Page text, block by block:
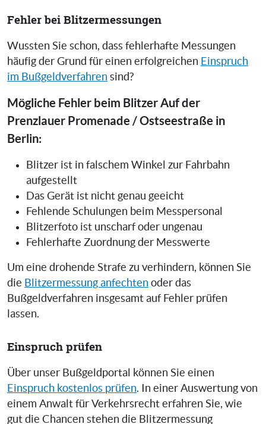
Fehler bei Blitzermessungen
Wussten Sie schon, dass fehlerhafte Messungen
häufig der Grund für einen erfolgreichen Einspruch
im Bußgeldverfahren sind?
Mögliche Fehler beim Blitzer Auf der
Prenzlauer Promenade / Ostseestraße in
Berlin:
Blitzer ist in falschem Winkel zur Fahrbahn
aufgestellt
Das Gerät ist nicht genau geeicht
Fehlende Schulungen beim Messpersonal
Blitzerfoto ist unscharf oder ungenau
Fehlerhafte Zuordnung der Messwerte
Um eine drohende Strafe zu verhindern, können Sie
die Blitzermessung anfechten oder das
Bußgeldverfahren insgesamt auf Fehler prüfen
lassen.
Einspruch prüfen
Über unser Bußgeldportal können Sie einen
Einspruch kostenlos prüfen. In einer Auswertung von
einem Anwalt für Verkehrsrecht erfahren Sie, wie
gut die Chancen stehen die Blitzermessung